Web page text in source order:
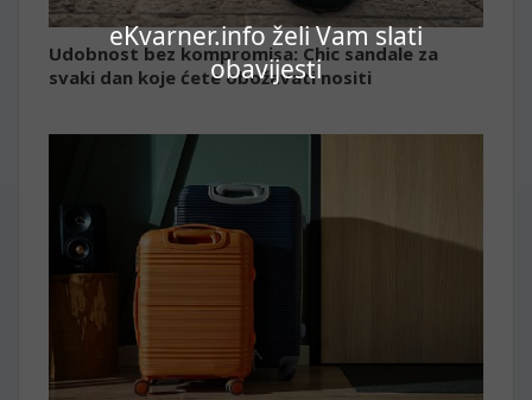
eKvarner.info želi Vam slati
obavijesti
Udobnost bez kompromisa: Chic sandale za
svaki dan koje ćete obožavati nositi